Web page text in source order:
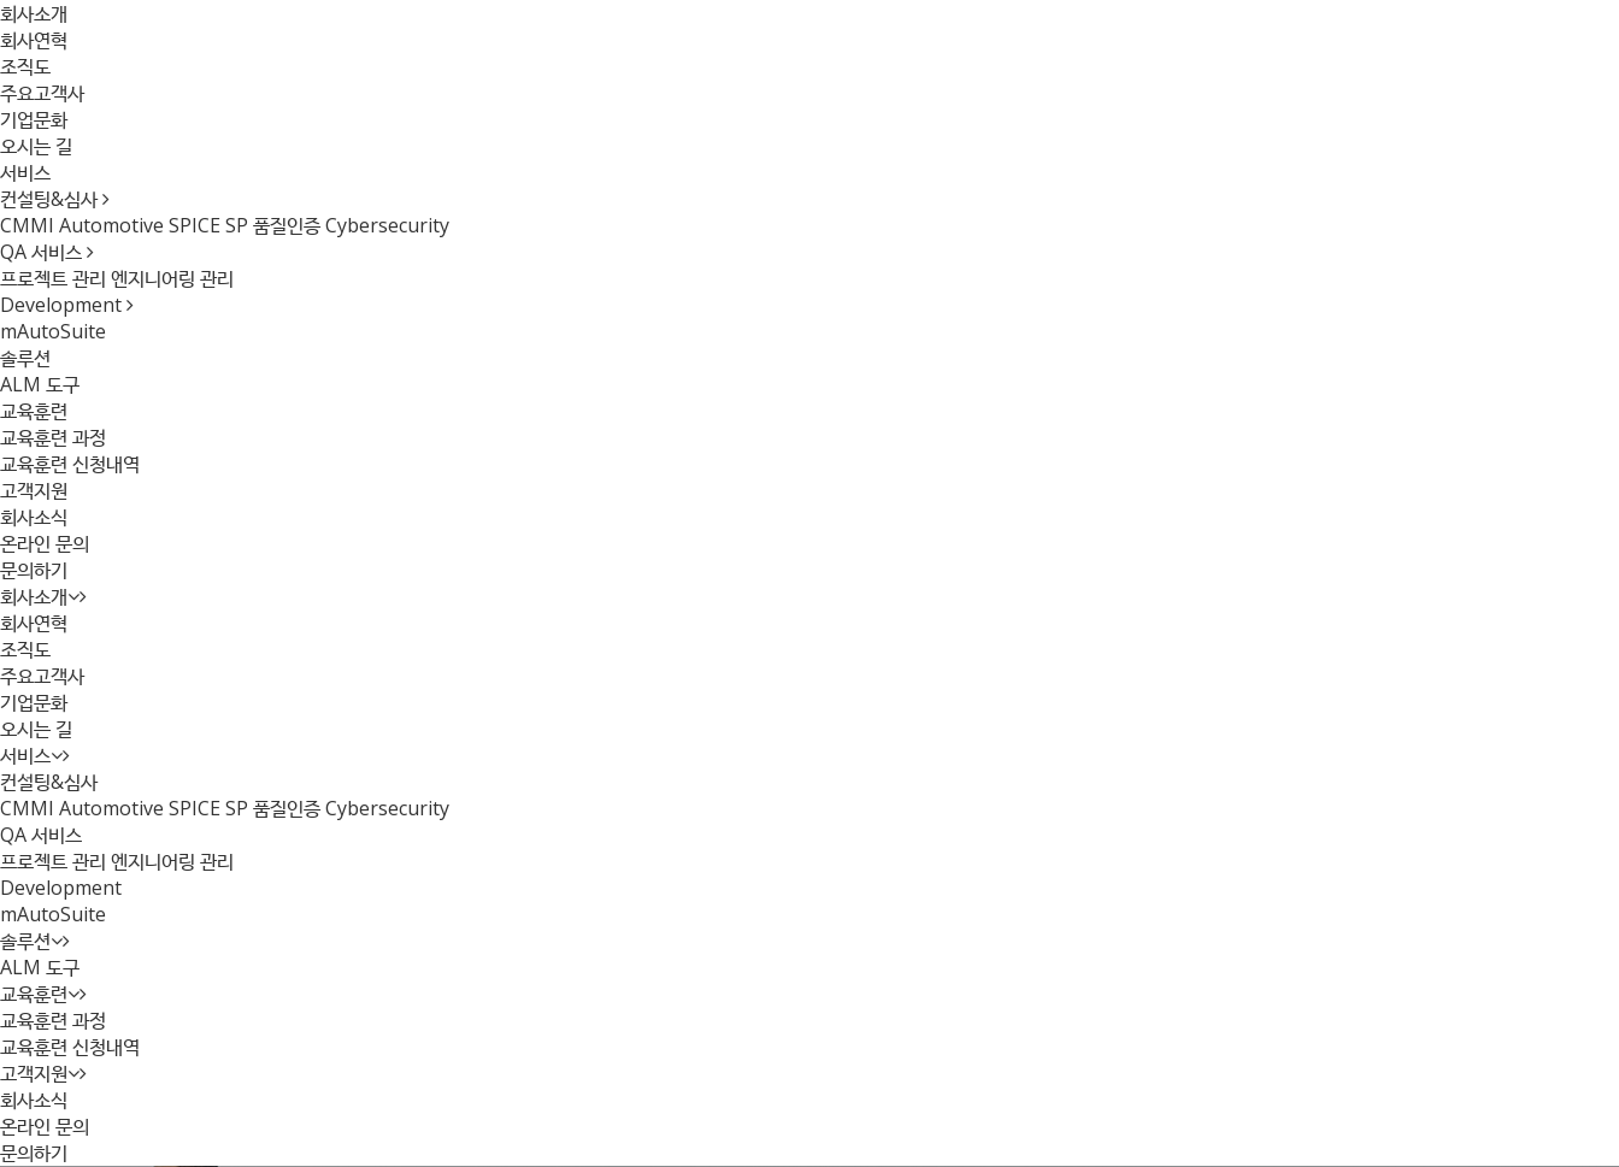
회사소개
회사연혁
조직도
주요고객사
기업문화
오시는 길
서비스
컨설팅&심사
CMMI Automotive SPICE SP 품질인증Cybersecurity
QA 서비스
프로젝트 관리 엔지니어링 관리
Development
mAutoSuite
솔루션
ALM 도구
교육훈련
교육훈련 과정
교육훈련 신청내역
고객지원
회사소식
온라인 문의
문의하기
회사소개
회사연혁
조직도
주요고객사
기업문화
오시는 길
서비스
컨설팅&심사
CMMI Automotive SPICE SP 품질인증Cybersecurity
QA 서비스
프로젝트 관리 엔지니어링 관리
Development
mAutoSuite
솔루션
ALM 도구
교육훈련
교육훈련 과정
교육훈련 신청내역
고객지원
회사소식
온라인 문의
문의하기